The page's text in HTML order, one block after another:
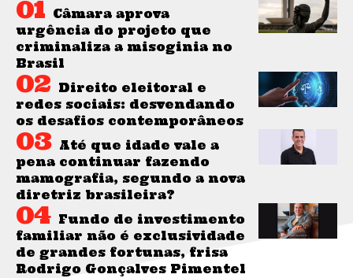
Câmara aprova
urgência do projeto que
criminaliza a misoginia no
Brasil
Direito eleitoral e
redes sociais: desvendando
os desafios contemporâneos
Até que idade vale a
pena continuar fazendo
mamografia, segundo a nova
diretriz brasileira?
Fundo de investimento
familiar não é exclusividade
de grandes fortunas, frisa
Rodrigo Gonçalves Pimentel